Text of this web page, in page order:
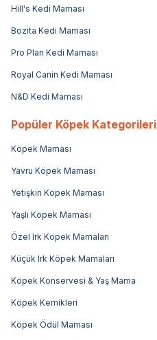
Hill's Kedi Maması
Bozita Kedi Maması
Pro Plan Kedi Maması
Royal Canin Kedi Maması
N&D Kedi Maması
Popüler Köpek Kategorileri
Köpek Maması
Yavru Köpek Maması
Yetişkin Köpek Maması
Yaşlı Köpek Maması
Özel Irk Köpek Mamaları
Küçük Irk Köpek Mamaları
Köpek Konservesi & Yaş Mama
Köpek Kemikleri
Köpek Ödül Maması